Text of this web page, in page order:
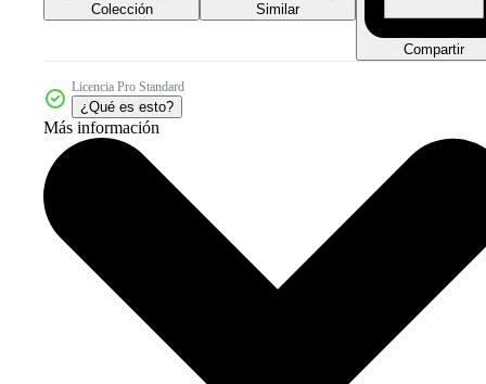
Colección Similar
Compartir
Licencia Pro Standard
¿Qué es esto?
Más información